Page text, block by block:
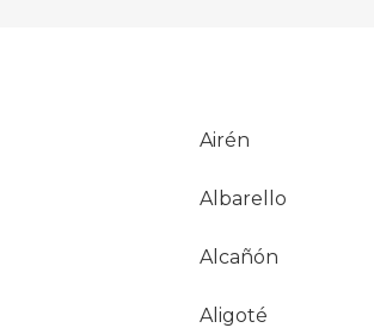
Airén
Albarello
Alcañón
Aligoté